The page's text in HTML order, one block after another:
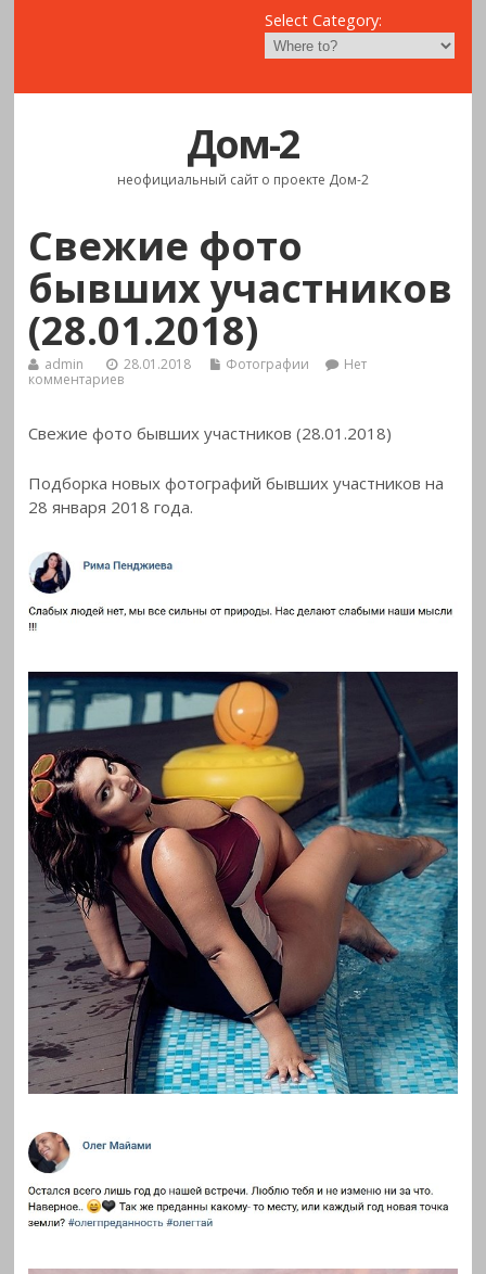
Select Category:
Дом-2
неофициальный сайт о проекте Дом-2
Свежие фото
бывших участников
(28.01.2018)
admin 28.01.2018 Фотографии
Нет
комментариев
Свежие фото бывших участников (28.01.2018)
Подборка новых фотографий бывших участников на
28 января 2018года.